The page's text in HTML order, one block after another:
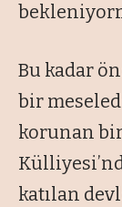
Bu kadar
bir
korunan bir
katılan